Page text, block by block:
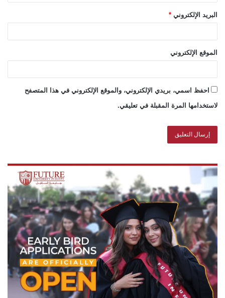
البريد الإلكتروني *
الموقع الإلكتروني
احفظ اسمي، بريدي الإلكتروني، والموقع الإلكتروني في هذا المتصفح
لاستخدامها المرة المقبلة في تعليقي.